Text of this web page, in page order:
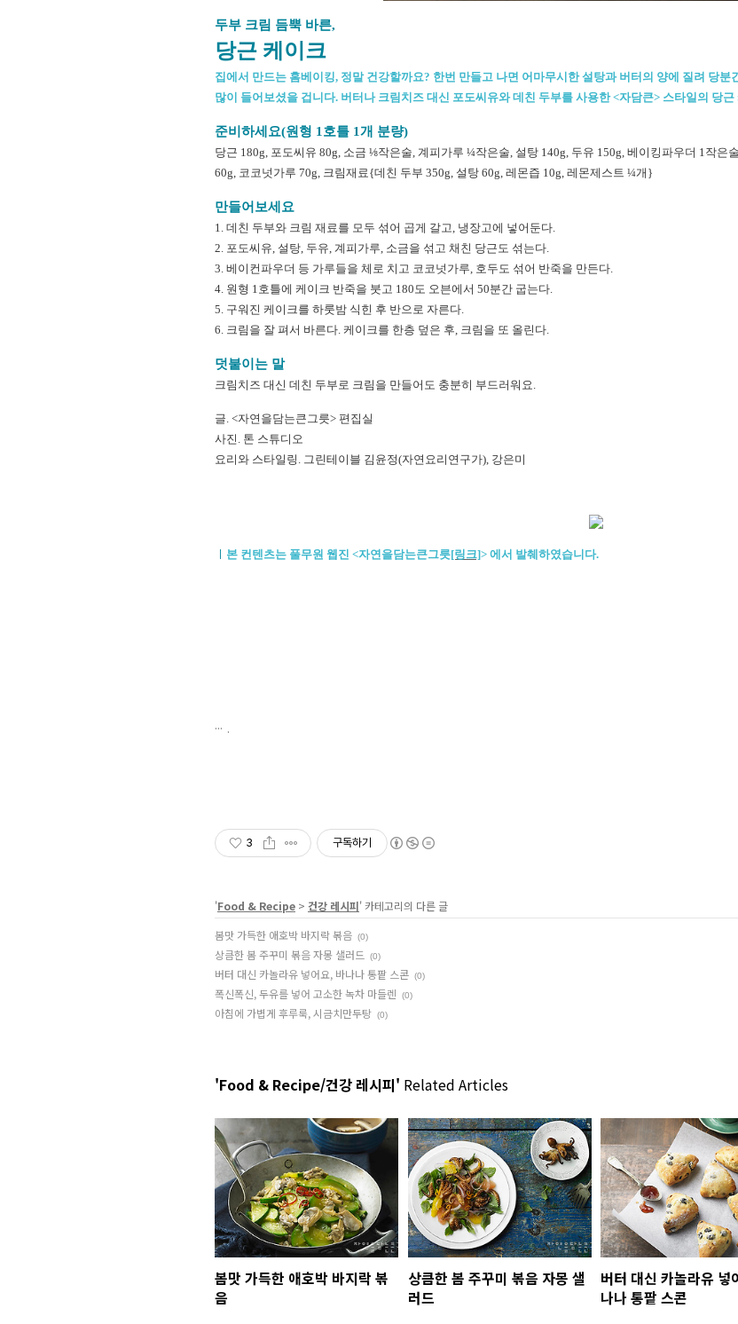
두부 크림 듬뿍 바른,
당근 케이크
집에서 만드는 홈베이킹, 정말 건강할까요? 한번 만들고 나면 어마무시한 설탕과 버터의 양에 질려 당
많이 들어보셨을 겁니다. 버터나 크림치즈 대신 포도씨유와 데친 두부를 사용한 <자담큰> 스타일의 당
준비하세요(원형 1호틀 1개 분량)
당근 180g, 포도씨유 80g, 소금 ⅛작은술, 계피가루 ¼작은술, 설탕 140g, 두유 150g, 베이킹파우더 1작은
60g, 코코넛가루 70g, 크림재료{데친 두부 350g, 설탕 60g, 레몬즙 10g, 레몬제스트 ¼개}
만들어보세요
1. 데친 두부와 크림 재료를 모두 섞어 곱게 갈고, 냉장고에 넣어둔다.
2. 포도씨유, 설탕, 두유, 계피가루, 소금을 섞고 채친 당근도 섞는다.
3. 베이컨파우더 등 가루들을 체로 치고 코코넛가루, 호두도 섞어 반죽을 만든다.
4. 원형 1호틀에 케이크 반죽을 붓고 180도 오븐에서 50분간 굽는다.
5. 구워진 케이크를 하룻밤 식힌 후 반으로 자른다.
6. 크림을 잘 펴서 바른다. 케이크를 한층 덮은 후, 크림을 또 올린다.
덧붙이는 말
크림치즈 대신 데친 두부로 크림을 만들어도 충분히 부드러워요.
글. <자연을담는큰그릇> 편집실
사진. 톤 스튜디오
요리와 스타일링. 그린테이블 김윤정(자연요리연구가), 강은미
본 컨텐츠는 풀무원 웹진 <자연을담는큰그릇[링크]> 에서 발췌하였습니다.
.
3 구독하기
'Food & Recipe > 건강 레시피' 카테고리의 다른 글
봄맛 가득한 애호박 바지락 볶음 (0)
상큼한 봄 주꾸미 볶음 자몽 샐러드 (0)
버터 대신 카놀라유 넣어요, 바나나 통팥 스콘 (0)
폭신폭신, 두유를 넣어 고소한 녹차 마들렌 (0)
아침에 가볍게 후루룩, 시금치만두탕 (0)
'Food & Recipe/건강 레시피' Related Articles
봄맛 가득한 애호박 바지락 볶
음
상큼한 봄 주꾸미 볶음 자몽 샐
러드
버터 대신 카놀라유 넣
나나 통팥 스콘